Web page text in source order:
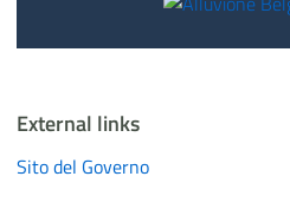
External links
Sito del Governo